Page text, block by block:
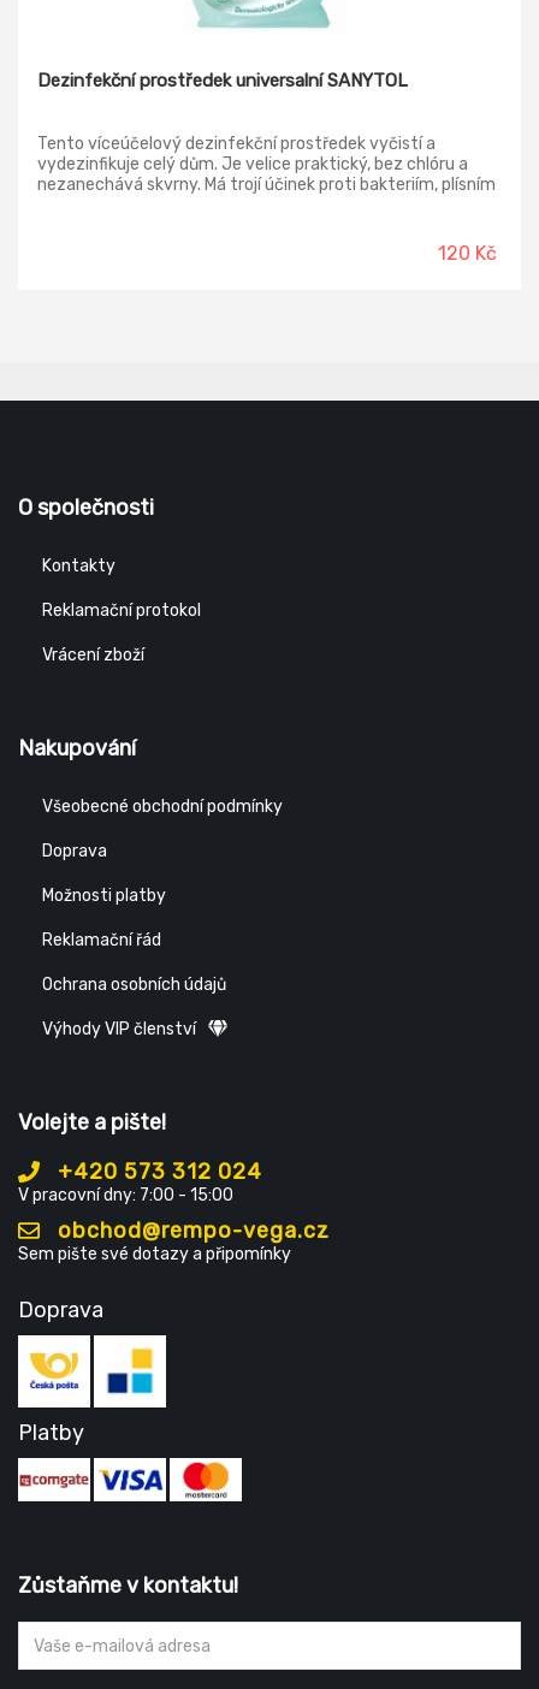
Dezinfekční prostředek universalní SANYTOL
Tento víceúčelový dezinfekční prostředek vyčistí a
vydezinfikuje celý dům. Je velice praktický, bez chlóru a
nezanechává skvrny. Má trojí účinek proti bakteriím, plísním
pracovní plochy, ledničky, textil, koberce, rohože, atd.120 Kč
O společnosti
Kontakty
Reklamační protokol
Vrácení zboží
Nakupování
Všeobecné obchodní podmínky
Doprava
Možnosti platby
Reklamační řád
Ochrana osobních údajů
Výhody VIP členství
Volejte a pište!
+420 573 312 024
V pracovní dny: 7:00 - 15:00
obchod@rempo-vega.cz
Sem pište své dotazy a připomínky
Doprava
Platby
Zůstaňme v kontaktu!